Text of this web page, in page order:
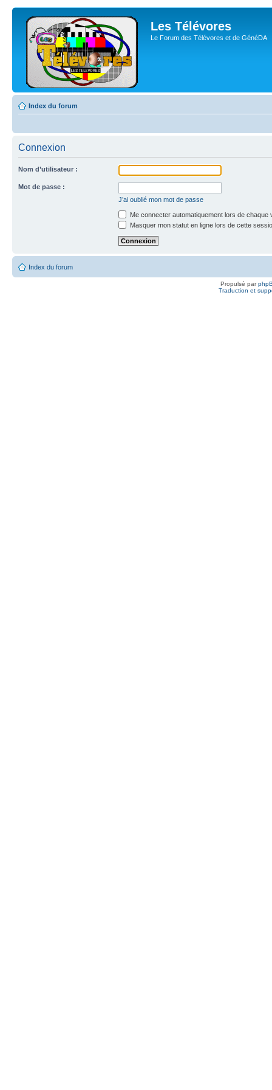
Les Télévores
Le Forum des Télévores et de GénéDA
Index du forum
Connexion
Nom d’utilisateur :
Mot de passe :
J’ai oublié mon mot de passe
Me connecter automatiquement lors de chaque
Masquer mon statut en ligne lors de cette
Index du forum
Propulsé par
Traduction et